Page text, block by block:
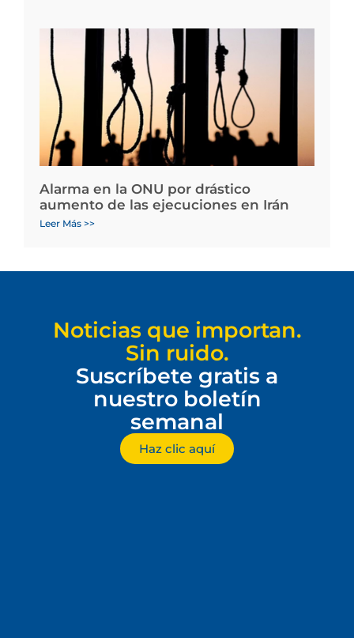
Alarma en la ONU por drástico
aumento de las ejecuciones en Irán
Leer Más >>
Noticias que importan.
Sin ruido.
Suscríbete gratis a
nuestro boletín
semanal
Haz clic aquí